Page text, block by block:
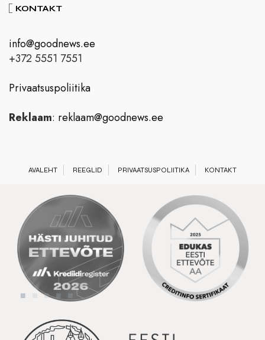
KONTAKT
info@goodnews.ee
+372 5551 7551
Privaatsuspoliitika
Reklaam: reklaam@goodnews.ee
AVALEHT REEGLID PRIVAATSUSPOLIITIKA KONTAKT